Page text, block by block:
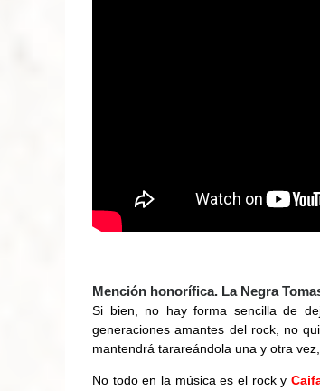
Mención honorífica. La Negra
Si bien, no hay forma sencilla de
generaciones amantes del rock, no
mantendrá tarareándola una y otra
No todo en la música es el rock y